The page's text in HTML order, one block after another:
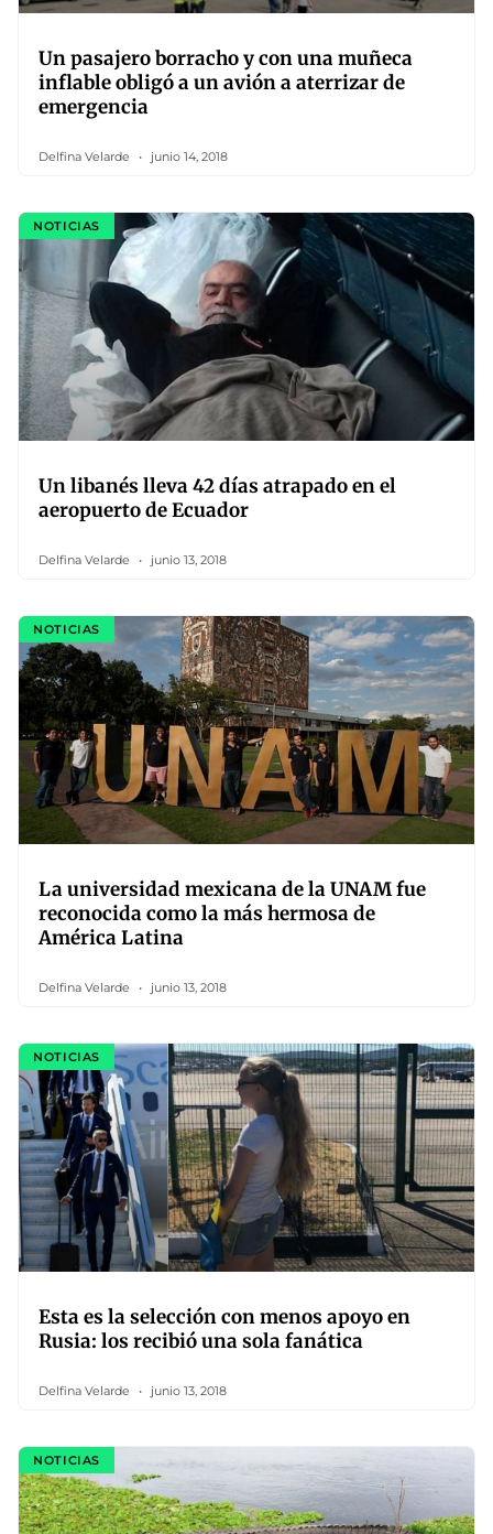
Un pasajero borracho y con una muñeca
inflable obligó a un avión a aterrizar de
emergencia
Delfina Velarde junio 14, 2018
NOTICIAS
Un libanés lleva 42 días atrapado en el
aeropuerto de Ecuador
Delfina Velarde junio 13, 2018
NOTICIAS
La universidad mexicana de la UNAM fue
reconocida como la más hermosa de
América Latina
Delfina Velarde junio 13, 2018
NOTICIAS
Esta es la selección con menos apoyo en
Rusia: los recibió una sola fanática
Delfina Velarde junio 13, 2018
NOTICIAS